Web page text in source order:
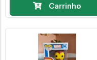
Carrinho